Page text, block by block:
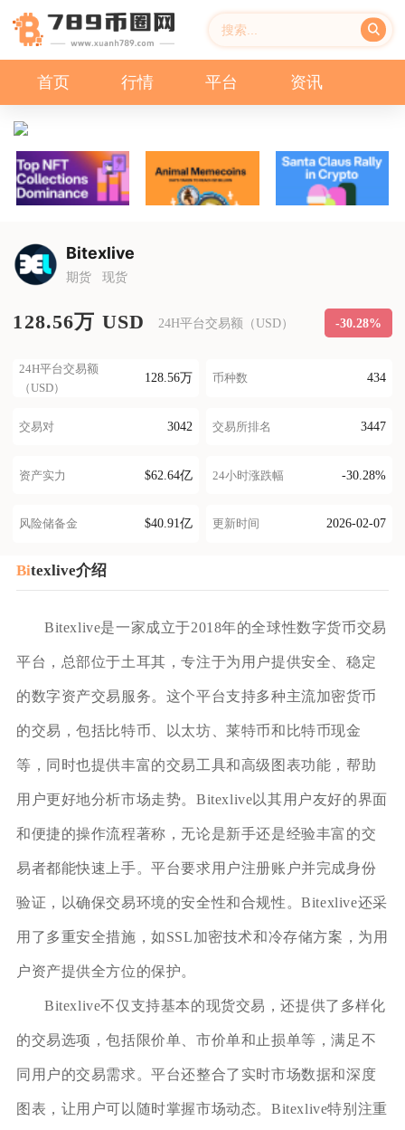
首页 行情 平台 资讯
Bitexlive
期货 现货
128.56万 USD 24H平台交易额（USD） -30.28%
24H平台交易额
（USD）
128.56万 币种数 434
交易对 3042 交易所排名 3447
资产实力 $62.64亿 24小时涨跌幅 -30.28%
风险储备金 $40.91亿 更新时间 2026-02-07
Bitexlive介绍
Bitexlive是一家成立于2018年的全球性数字货币交易
平台，总部位于土耳其，专注于为用户提供安全、稳定
的数字资产交易服务。这个平台支持多种主流加密货币
的交易，包括比特币、以太坊、莱特币和比特币现金
等，同时也提供丰富的交易工具和高级图表功能，帮助
用户更好地分析市场走势。Bitexlive以其用户友好的界面
和便捷的操作流程著称，无论是新手还是经验丰富的交
易者都能快速上手。平台要求用户注册账户并完成身份
验证，以确保交易环境的安全性和合规性。Bitexlive还采
用了多重安全措施，如SSL加密技术和冷存储方案，为用
户资产提供全方位的保护。
Bitexlive不仅支持基本的现货交易，还提供了多样化
的交易选项，包括限价单、市价单和止损单等，满足不
同用户的交易需求。平台还整合了实时市场数据和深度
图表，让用户可以随时掌握市场动态。Bitexlive特别注重